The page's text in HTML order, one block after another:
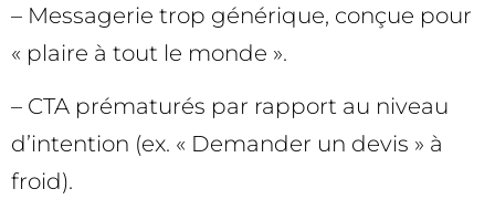
– Messagerie trop générique, conçue pour
« plaire à tout le monde ».
– CTA prématurés par rapport au niveau
d’intention (ex. « Demander un devis » à
froid).